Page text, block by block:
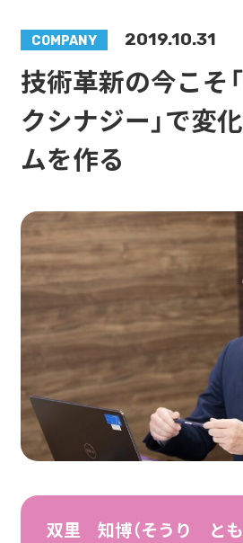
COMPANY 2019.10.31
技術革新の今こそ
クシナジー」で変
ムを作る
双里 知博（そうり とも